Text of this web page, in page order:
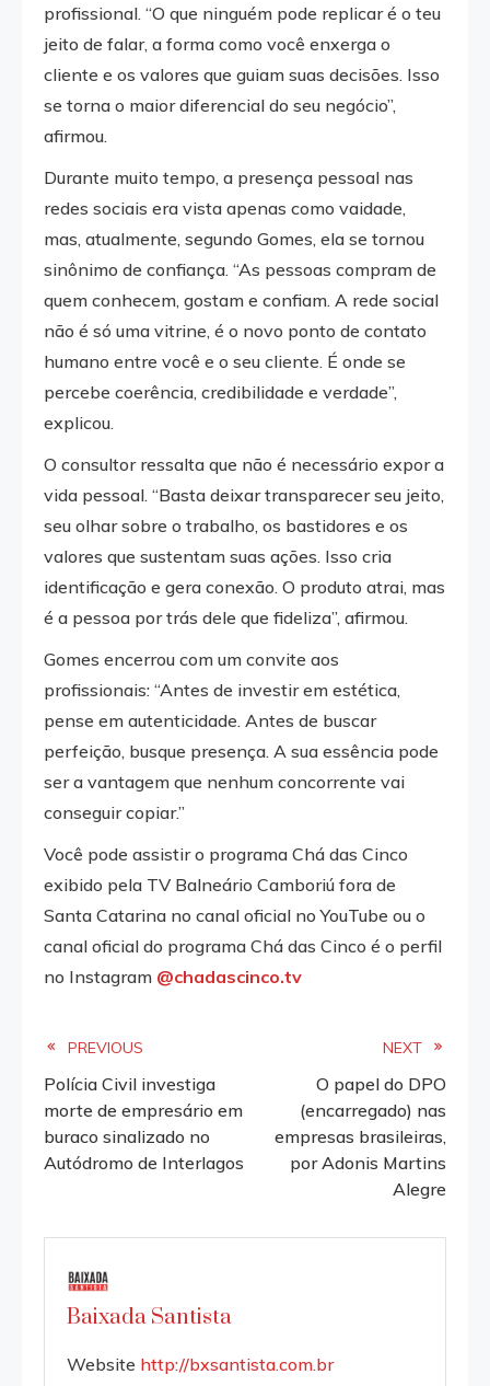
profissional. “O que ninguém pode replicar é o teu
jeito de falar, a forma como você enxerga o
cliente e os valores que guiam suas decisões. Isso
se torna o maior diferencial do seu negócio”,
afirmou.
Durante muito tempo, a presença pessoal nas
redes sociais era vista apenas como vaidade,
mas, atualmente, segundo Gomes, ela se tornou
sinônimo de confiança. “As pessoas compram de
quem conhecem, gostam e confiam. A rede social
não é só uma vitrine, é o novo ponto de contato
humano entre você e o seu cliente. É onde se
percebe coerência, credibilidade e verdade”,
explicou.
O consultor ressalta que não é necessário expor a
vida pessoal. “Basta deixar transparecer seu jeito,
seu olhar sobre o trabalho, os bastidores e os
valores que sustentam suas ações. Isso cria
identificação e gera conexão. O produto atrai, mas
é a pessoa por trás dele que fideliza”, afirmou.
Gomes encerrou com um convite aos
profissionais: “Antes de investir em estética,
pense em autenticidade. Antes de buscar
perfeição, busque presença. A sua essência pode
ser a vantagem que nenhum concorrente vai
conseguir copiar.”
Você pode assistir o programa Chá das Cinco
exibido pela TV Balneário Camboriú fora de
Santa Catarina no canal oficial no YouTube ou o
canal oficial do programa Chá das Cinco é o perfil
no Instagram @chadascinco.tv
Read
more
articles
PREVIOUS
Polícia Civil investiga
morte de empresário em
buraco sinalizado no
Autódromo de Interlagos
NEXT
O papel do DPO
(encarregado) nas
empresas brasileiras,
por Adonis Martins
Alegre
Baixada Santista
Website http://bxsantista.com.br